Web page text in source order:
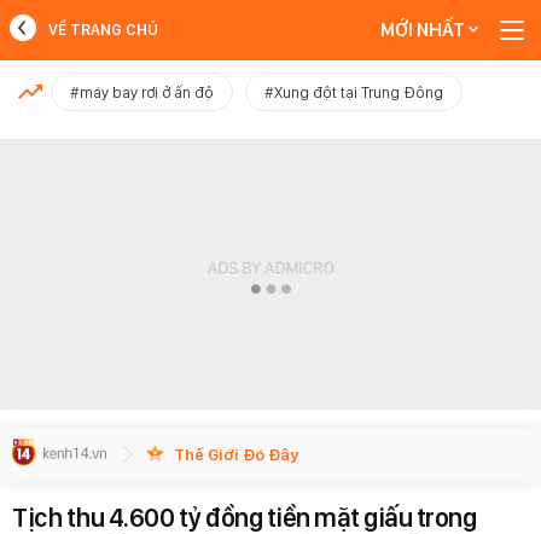
MỚI NHẤT
VỀ TRANG CHỦ MỚI NHẤT
#máy bay rơi ở ấn độ #Xung đột tại Trung Đông
Thế Giới Đó Đây
Tịch thu 4.600 tỷ đồng tiền mặt giấu trong